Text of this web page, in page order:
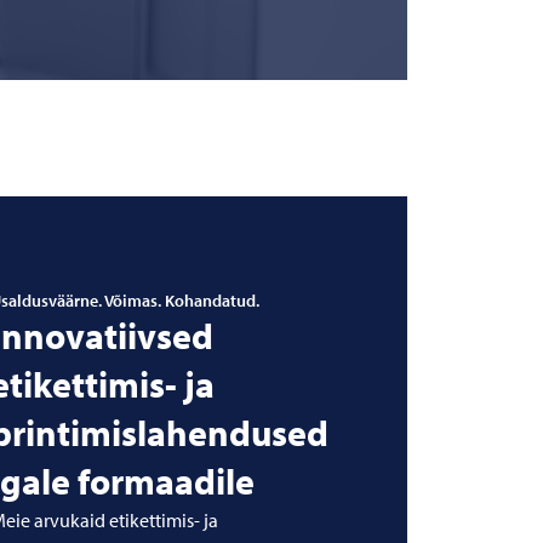
Võimas. Kohandatud.
ja
formaadile
arvukaid etikettimis- ja